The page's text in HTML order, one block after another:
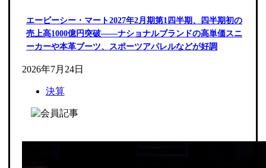
エービーシー・マート2027年2月期第1四半期、四半期初の
売上高1000億円突破――ナショナルブランドの高単価スニ
ーカーや本革ブーツ、スポーツアパレルなどが好調
2026年7月24日
決算